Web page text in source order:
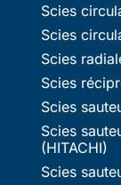
Scies
Scies
Scies
Scies
Scies
Scies
(HITACHI)
Scies